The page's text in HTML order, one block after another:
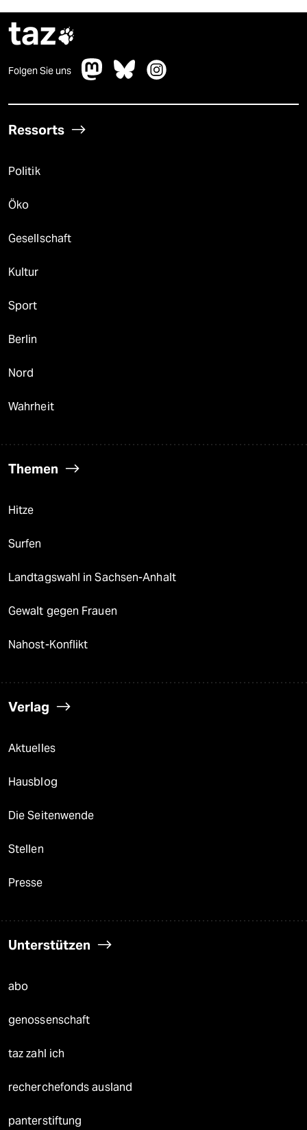
taz
Folgen Sie uns
Ressorts
Politik
Öko
Gesellschaft
Kultur
Sport
Berlin
Nord
Wahrheit
Themen
Hitze
Surfen
Landtagswahl in Sachsen-Anhalt
Gewalt gegen Frauen
Nahost-Konflikt
Verlag
Aktuelles
Hausblog
Die Seitenwende
Stellen
Presse
Unterstützen
abo
genossenschaft
taz zahl ich
recherchefonds ausland
panterstiftung